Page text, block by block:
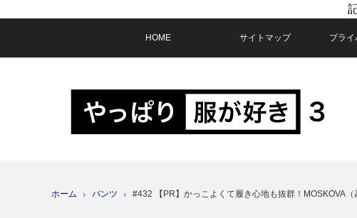
HOME サイトマップ プラ
ホーム パンツ #432 【PR】かっこよくて履き心地も抜群！MOSKOVA